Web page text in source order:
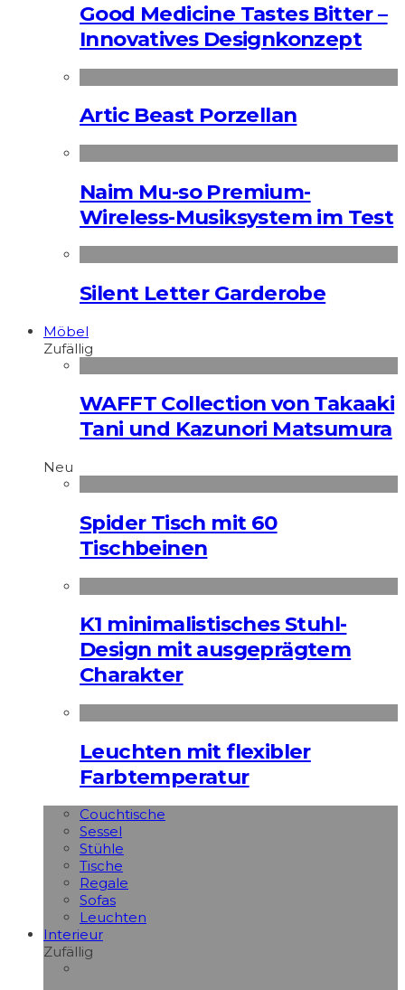
Good Medicine Tastes Bitter –
Innovatives Designkonzept
Artic Beast Porzellan
Naim Mu-so Premium-
Wireless-Musiksystem im Test
Silent Letter Garderobe
Möbel
Zufällig
WAFFT Collection von Takaaki
Tani und Kazunori Matsumura
Neu
Spider Tisch mit 60
Tischbeinen
K1 minimalistisches Stuhl-
Design mit ausgeprägtem
Charakter
Leuchten mit flexibler
Farbtemperatur
Couchtische
Sessel
Stühle
Tische
Regale
Sofas
Leuchten
Interieur
Zufällig